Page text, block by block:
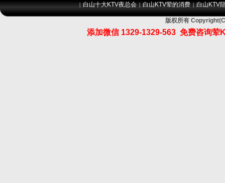
|白山十大KTV夜总会 |白山KTV荤的消费 |白山KTV
版权所有
添加微信 1329-1329-563 免费咨询荤